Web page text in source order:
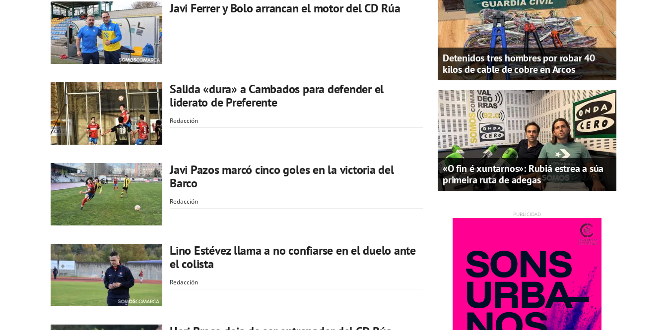
Javi Ferrer y Bolo arrancan el motor del CD Rúa
Salida «dura» a Cambados para defender el
liderato de Preferente
Redacción
Javi Pazos marcó cinco goles en la victoria del
Barco
Redacción
Lino Estévez llama a no confiarse en el duelo ante
el colista
Redacción
Detenidos tres hombres por robar 40
kilos de cable de cobre en Arcos
«O fin é xuntarnos»: Rubiá estrea a súa
primeira ruta de adegas